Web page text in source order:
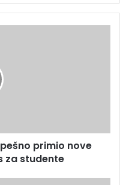
primio nove
za studente